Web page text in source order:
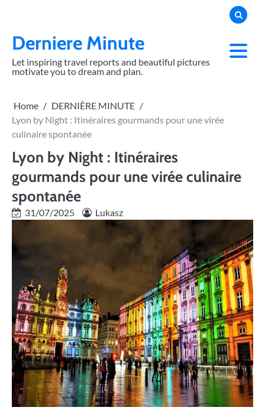
contentDerniere Minute
Let inspiring travel reports and beautiful pictures
motivate you to dream and plan.
Home
DERNIÈRE MINUTE
Lyon by Night : Itinéraires gourmands pour une virée
culinaire spontanée
Lyon by Night : Itinéraires
gourmands pour une virée culinaire
spontanée
31/07/2025 Lukasz